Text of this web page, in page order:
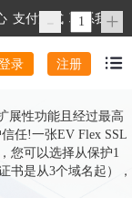
支付方式 联系我们
录 注册
展性功能且经过最高
任!一张EV Flex SSL
您可以选择从保护1
书是从3个域名起），
+